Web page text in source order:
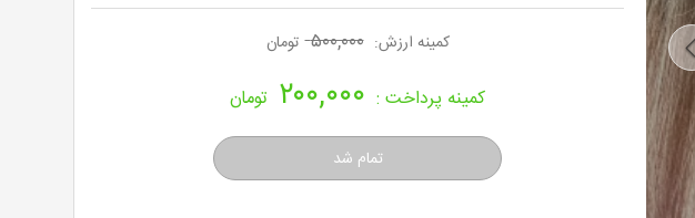
Previous
کمینه ارزش: ۵۰۰,۰۰۰ تومان
کمینه پرداخت : ۲۰۰,۰۰۰ تومان